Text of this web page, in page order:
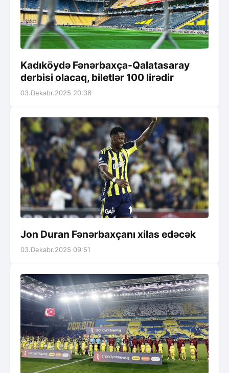
Kadıköydə Fənərbaxça-Qalatasaray
derbisi olacaq, biletlər 100 lirədir
03.Dekabr.2025 20:36
Jon Duran Fənərbaxçanı xilas edəcək
03.Dekabr.2025 09:51